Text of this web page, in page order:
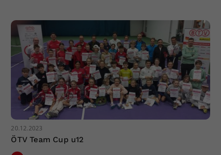
20.12.2023
ÖTV Team Cup u12